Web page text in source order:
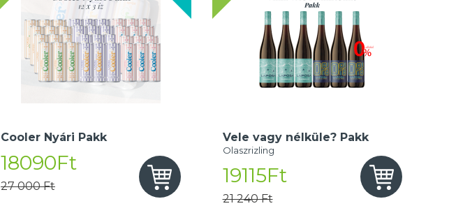
Cooler Nyári Pakk
18090Ft
27 000 Ft
Vele vagy nélküle? Pakk
Olaszrizling
19115Ft
21 240 Ft